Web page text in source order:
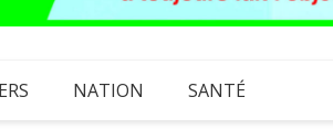
NATION SANTÉ